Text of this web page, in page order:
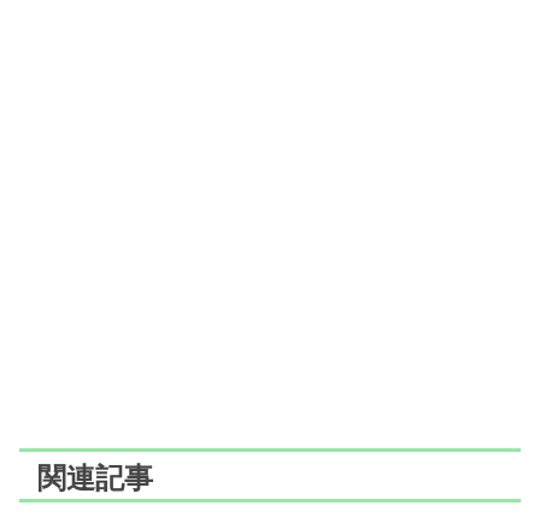
関連記事